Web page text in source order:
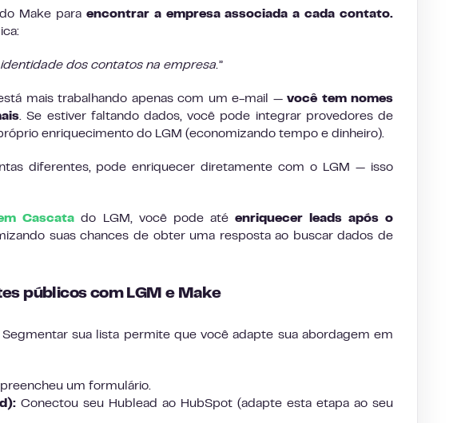
Make paraencontrar a empresa associada a cada contato.
dos contatos na empresa.”
mais trabalhando apenas com um e-mail —você tem nomes
. Se estiver faltando dados, você pode integrar provedores de
enriquecimento do LGM (economizando tempo e dinheiro).
diferentes, pode enriquecer diretamente com o LGM — isso
Cascata do LGM, você pode até enriquecer leads após o
suas chances de obter uma resposta ao buscar dados de
públicos com LGM e Make
sua lista permite que você adapte sua abordagem em
um formulário.
Conectou seu Hublead ao HubSpot (adapte esta etapa ao seu